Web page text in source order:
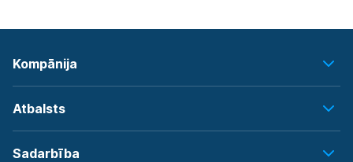
Kompānija
Atbalsts
Sadarbība